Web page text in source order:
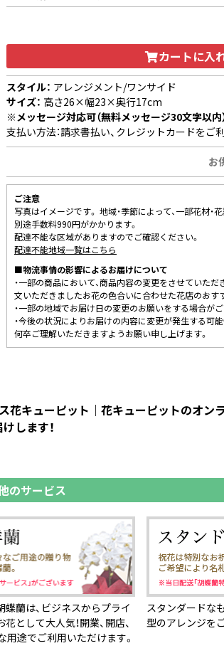
カートに入
スタイル： アレンジメント/ワンサイド
サイズ： 高さ26×幅23×奥行17cm
※メッセージ対応可（無料メッセージ30文字以内
支払い方法：請求書払い、クレジットカードをご
お
ご注意
写真はイメージです。 地域・季節によって、一部花材・
別途手数料990円がかかります。
配達不能な区域がありますのでご確認ください。
配達不能地域一覧はこちら
■物流事情の影響によるお届けについて
・一部の商品において、商品内容の変更をさせていた
文いただきましたお花の色合いに合わせた花店のおす
・一部の地域でお届け日の変更のお願いをする場合がご
・今後の状況によりお届けの内容に変更が発生する可
何卒ご理解いただきますようお願い申し上げます。
花キューピット｜花キューピットのオン
します！
のサービス
蘭は、ビジネスからプライ
として大人気！開業、開店、
用途でご利用いただけます。
スタンダードな
型のアレンジを